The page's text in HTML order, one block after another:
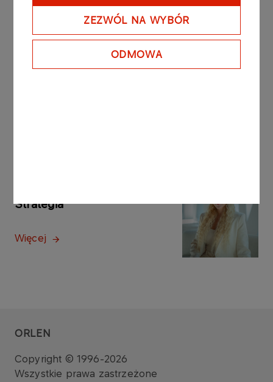
ZEZWÓL NA WYBÓR
ODMOWA
Więcej
Strategia
Więcej
ORLEN
Copyright © 1996-2026
Wszystkie prawa zastrzeżone